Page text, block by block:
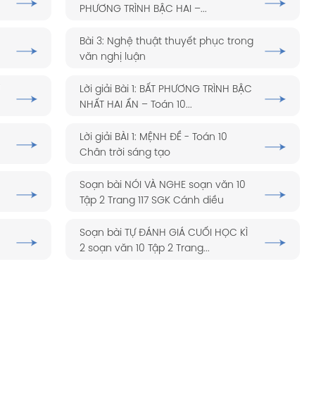
PHƯƠNG TRÌNH BẬC HAI –...
Bài 3: Nghệ thuật thuyết phục trong
văn nghị luận
Lời giải Bài 1: BẤT PHƯƠNG TRÌNH BẬC
NHẤT HAI ẨN – Toán 10...
Lời giải BÀI 1: MỆNH ĐỀ - Toán 10
Chân trời sáng tạo
Soạn bài NÓI VÀ NGHE soạn văn 10
Tập 2 Trang 117 SGK Cánh diều
Soạn bài TỰ ĐÁNH GIÁ CUỐI HỌC KÌ
2 soạn văn 10 Tập 2 Trang...